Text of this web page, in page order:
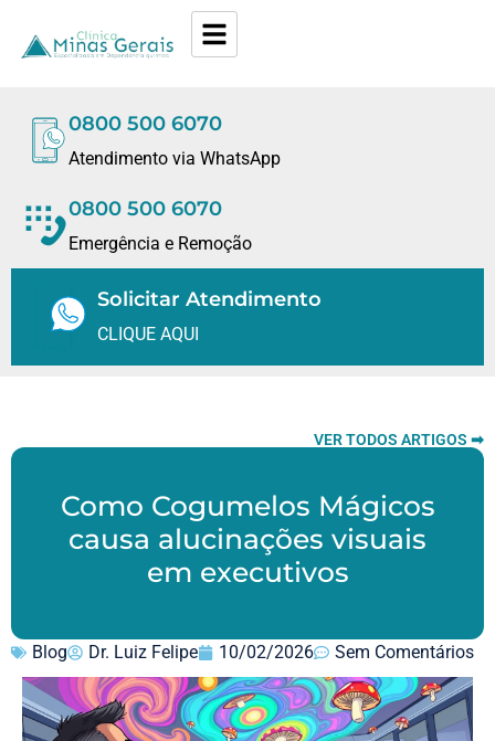
0800 500 6070
Atendimento via WhatsApp
0800 500 6070
Emergência e Remoção
Solicitar Atendimento
CLIQUE AQUI
VER TODOS ARTIGOS ➡
Como Cogumelos Mágicos
causa alucinações visuais
em executivos
Blog Dr. Luiz Felipe 10/02/2026 Sem Comentários